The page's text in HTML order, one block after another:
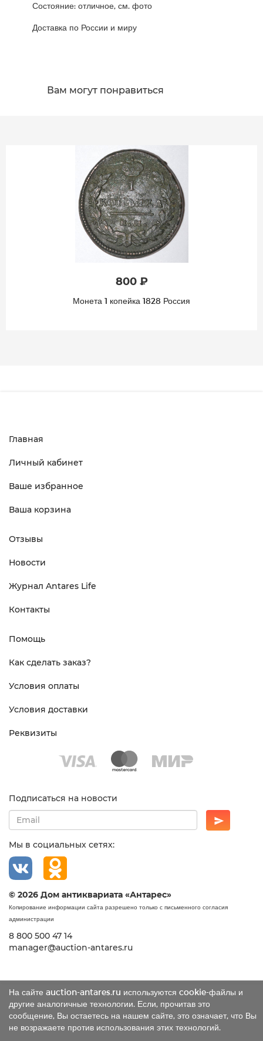
Состояние: отличное, см. фото
Доставка по России и миру
Вам могут понравиться
800 ₽
Монета 1 копейка 1828 Россия
На сайте auction-antares.ru используются cookie-файлы и
другие аналогичные технологии. Если, прочитав это
сообщение, Вы остаетесь на нашем сайте, это означает, что Вы
не возражаете против использования этих технологий.
Главная
Личный кабинет
Ваше избранное
Ваша корзина
Отзывы
Новости
Журнал Antares Life
Контакты
Помощь
Как сделать заказ?
Условия оплаты
Условия доставки
Реквизиты
Подписаться на новости
Мы в социальных сетях:
© 2026 Дом антиквариата «Антарес»
Копирование информации сайта разрешено только с письменного согласия
администрации
8 800 500 47 14
manager@auction-antares.ru